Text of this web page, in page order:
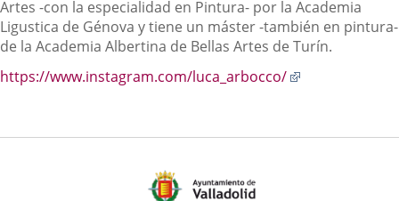
Artes -con la especialidad en Pintura- por la Academia
Ligustica de Génova y tiene un máster -también en pintura-
de la Academia Albertina de Bellas Artes de Turín.
https://www.instagram.com/luca_arbocco/
aplicación